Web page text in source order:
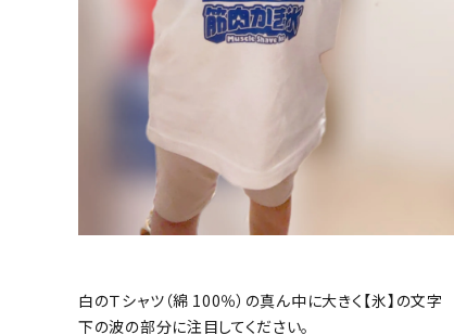
白のＴシャツ（綿 100％）の真ん中に大きく【氷】の文字
下の波の部分に注目してください。